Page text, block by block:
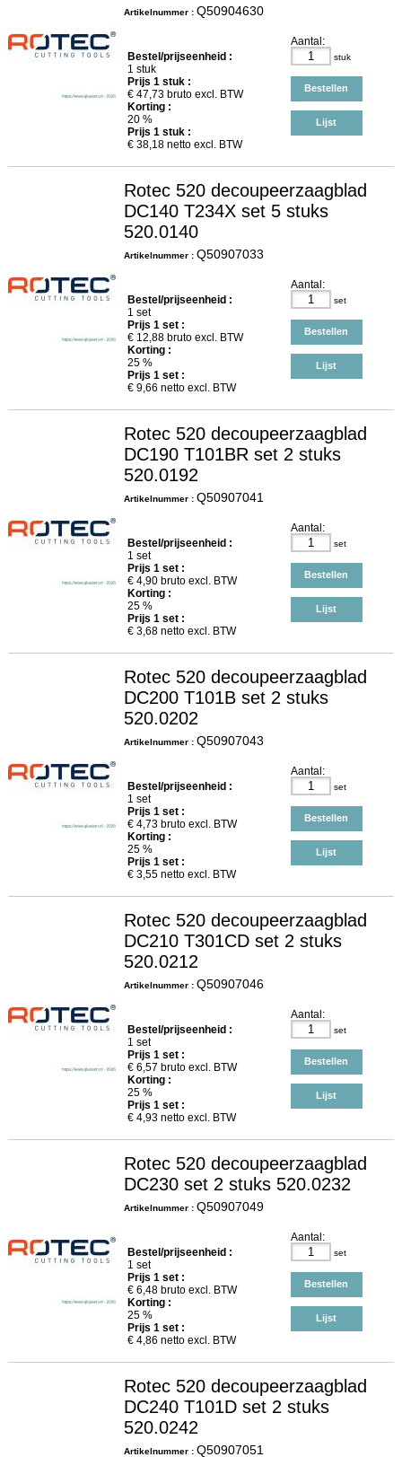
Artikelnummer : Q50904630
Bestel/prijseenheid :
1 stuk
Prijs 1stuk :
€ 47,73bruto excl. BTW
Korting :
20 %
Prijs 1stuk :
€ 38,18netto excl. BTW
Aantal:
stuk
Bestellen
Lijst
Rotec 520 decoupeerzaagblad
DC140 T234X set 5 stuks
520.0140
Artikelnummer : Q50907033
Bestel/prijseenheid :
1 set
Prijs 1set :
€ 12,88bruto excl. BTW
Korting :
25 %
Prijs 1set :
€ 9,66 netto excl. BTW
Aantal:
set
Bestellen
Lijst
Rotec 520 decoupeerzaagblad
DC190 T101BR set 2 stuks
520.0192
Artikelnummer : Q50907041
Bestel/prijseenheid :
1 set
Prijs 1set :
€ 4,90bruto excl. BTW
Korting :
25 %
Prijs 1set :
€ 3,68netto excl. BTW
Aantal:
set
Bestellen
Lijst
Rotec 520 decoupeerzaagblad
DC200 T101B set 2 stuks
520.0202
Artikelnummer : Q50907043
Bestel/prijseenheid :
1 set
Prijs 1set :
€ 4,73bruto excl. BTW
Korting :
25 %
Prijs 1set :
€ 3,55netto excl. BTW
Aantal:
set
Bestellen
Lijst
Rotec 520 decoupeerzaagblad
DC210 T301CD set 2 stuks
520.0212
Artikelnummer : Q50907046
Bestel/prijseenheid :
1 set
Prijs 1set :
€ 6,57 bruto excl. BTW
Korting :
25 %
Prijs 1set :
€ 4,93netto excl. BTW
Aantal:
set
Bestellen
Lijst
Rotec 520 decoupeerzaagblad
DC230 set 2 stuks 520.0232
Artikelnummer : Q50907049
Bestel/prijseenheid :
1 set
Prijs 1set :
€ 6,48bruto excl. BTW
Korting :
25 %
Prijs 1set :
€ 4,86 netto excl. BTW
Aantal:
set
Bestellen
Lijst
Rotec 520 decoupeerzaagblad
DC240 T101D set 2 stuks
520.0242
Artikelnummer : Q50907051